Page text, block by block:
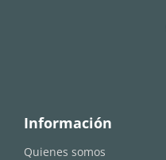
Información
Quienes somos